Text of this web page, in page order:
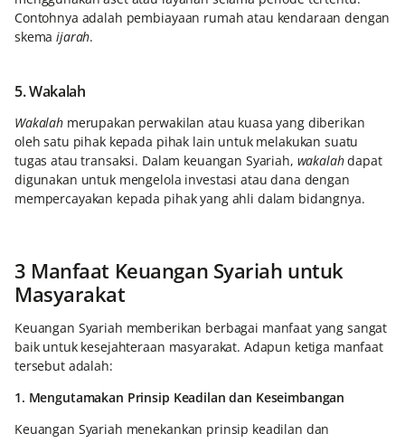
Contohnya adalah pembiayaan rumah atau kendaraan dengan
skemaijarah.
5. Wakalah
Wakalah merupakan perwakilan atau kuasa yang diberikan
oleh satu pihak kepada pihak lain untuk melakukan suatu
tugas atau transaksi. Dalam keuangan Syariah, wakalahdapat
digunakan untuk mengelola investasi atau dana dengan
mempercayakan kepada pihak yang ahli dalam bidangnya.
3 Manfaat Keuangan Syariah untuk
Masyarakat
Keuangan Syariah memberikan berbagai manfaat yang sangat
baik untuk kesejahteraan masyarakat. Adapun ketiga manfaat
tersebut adalah:
1. Mengutamakan Prinsip Keadilan dan Keseimbangan
Keuangan Syariah menekankan prinsip keadilan dan